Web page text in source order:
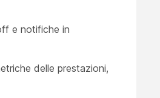
e notifiche in
delle prestazioni,